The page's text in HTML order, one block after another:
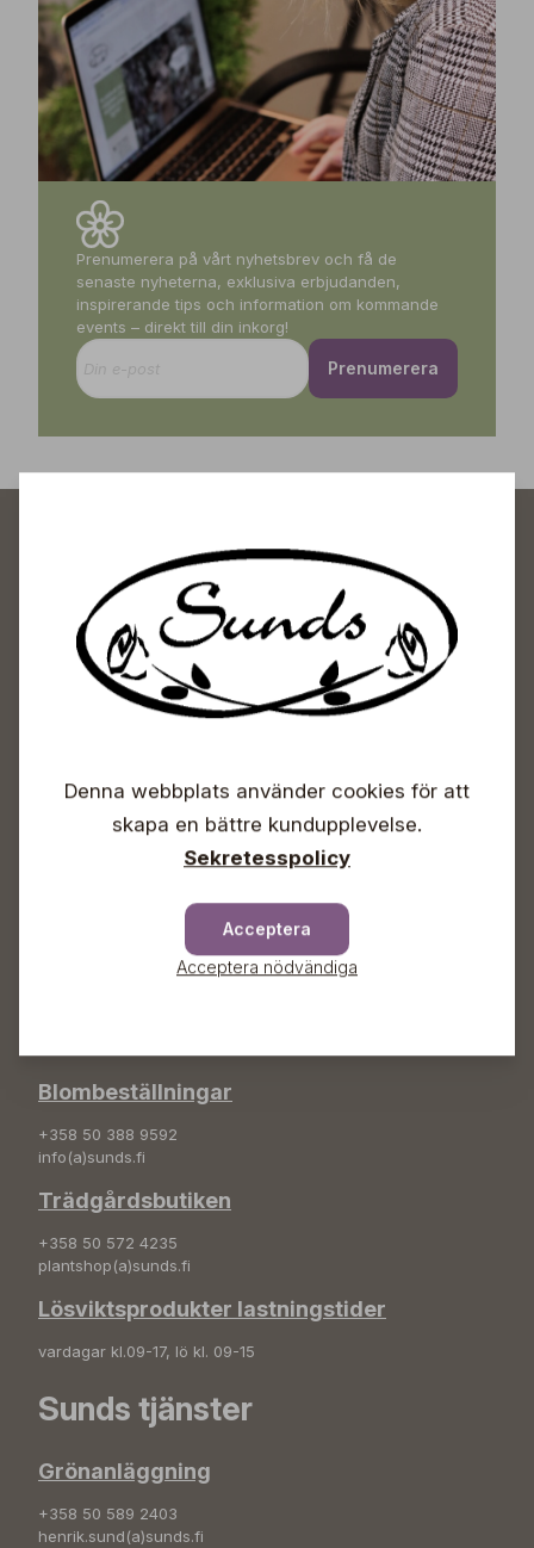
Prenumerera på vårt nyhetsbrev och få de
senaste nyheterna, exklusiva erbjudanden,
inspirerande tips och information om kommande
events – direkt till din inkorg!
Prenumerera
Sunds Trädgårdscenter
Lördagar 09-16
Söndagar Självbetjäning
Blombeställningar
+358 50 388 9592
info(a)sunds.fi
Trädgårdsbutiken
+358 50 572 4235
plantshop(a)sunds.fi
Lösviktsprodukter lastningstider
vardagar kl.09-17, lö kl. 09-15
Sunds tjänster
Grönanläggning
+358 50 589 2403
henrik.sund(a)sunds.fi
Denna webbplats använder cookies för att
skapa en bättre kundupplevelse.
Sekretesspolicy
Acceptera
Acceptera nödvändiga